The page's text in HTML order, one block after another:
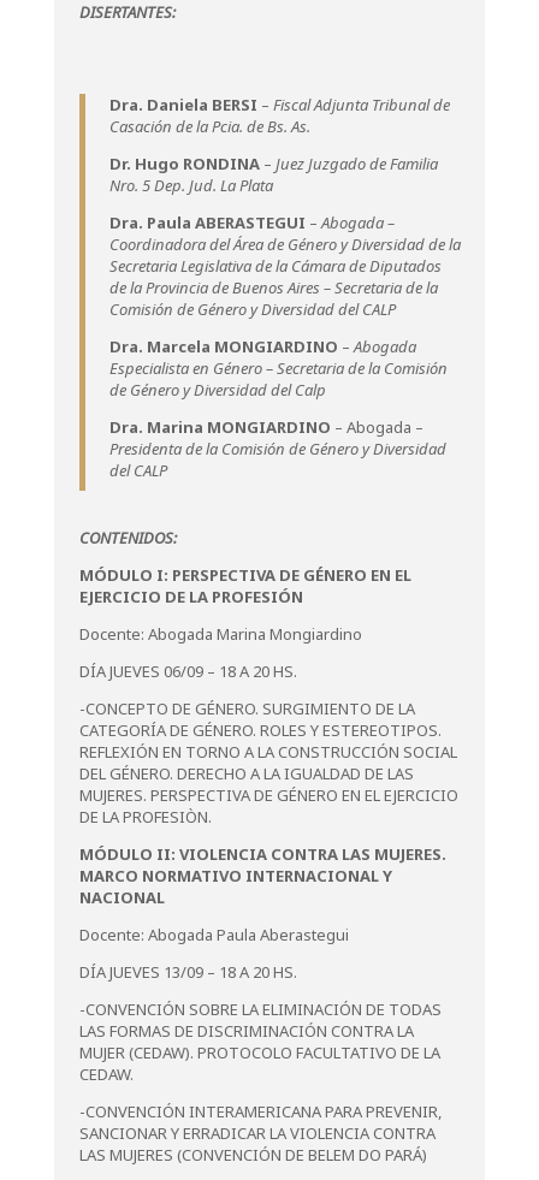
DISERTANTES:
Dra. Daniela BERSI – Fiscal Adjunta Tribunal de
Casación de la Pcia. de Bs. As.
Dr. Hugo RONDINA– Juez Juzgado de Familia
Nro. 5 Dep. Jud. La Plata
Dra. Paula ABERASTEGUI –Abogada –
Coordinadora del Área de Género y Diversidad de la
Secretaria Legislativa de la Cámara de Diputados
de la Provincia de Buenos Aires – Secretaria de la
Comisión de Género y Diversidad del CALP
Dra. Marcela MONGIARDINO –Abogada
Especialista en Género – Secretaria de la Comisión
de Género y Diversidad del Calp
Dra. Marina MONGIARDINO – Abogada –
Presidenta de la Comisión de Género y Diversidad
del CALP
CONTENIDOS:
MÓDULO I: PERSPECTIVA DE GÉNERO EN EL
EJERCICIO DE LA PROFESIÓN
Docente: Abogada Marina Mongiardino
DÍA JUEVES 06/09 – 18 A 20 HS.
-CONCEPTO DE GÉNERO. SURGIMIENTO DE LA
CATEGORÍA DE GÉNERO. ROLES Y ESTEREOTIPOS.
REFLEXIÓN EN TORNO A LA CONSTRUCCIÓN SOCIAL
DEL GÉNERO. DERECHO A LA IGUALDAD DE LAS
MUJERES. PERSPECTIVA DE GÉNERO EN EL EJERCICIO
DE LA PROFESIÒN.
MÓDULO II: VIOLENCIA CONTRA LAS MUJERES.
MARCO NORMATIVO INTERNACIONAL Y
NACIONAL
Docente: Abogada Paula Aberastegui
DÍA JUEVES 13/09 – 18 A 20 HS.
-CONVENCIÓN SOBRE LA ELIMINACIÓN DE TODAS
LAS FORMAS DE DISCRIMINACIÓN CONTRA LA
MUJER (CEDAW). PROTOCOLO FACULTATIVO DE LA
CEDAW.
-CONVENCIÓN INTERAMERICANA PARA PREVENIR,
SANCIONAR Y ERRADICAR LA VIOLENCIA CONTRA
LAS MUJERES (CONVENCIÓN DE BELEM DO PARÁ)